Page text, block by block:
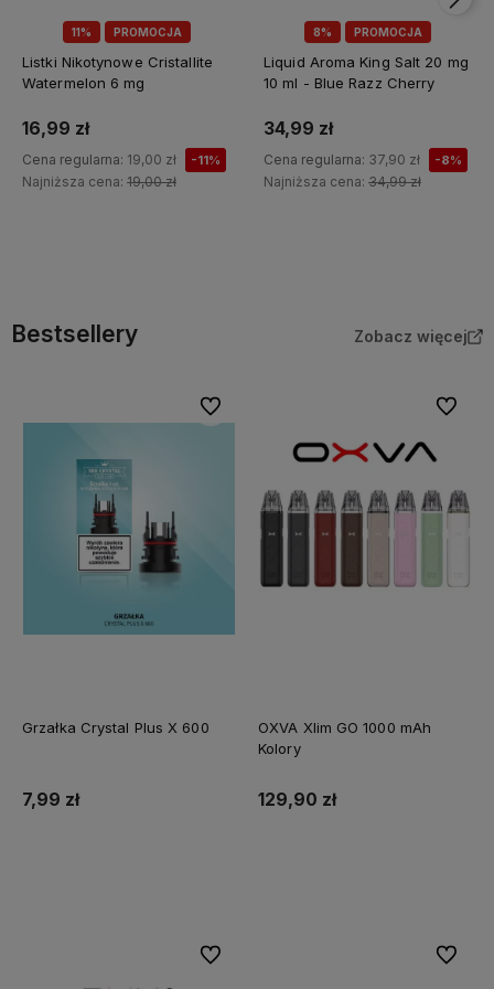
11% PROMOCJA
Listki Nikotynowe Cristallite
Watermelon 6 mg
16,99 zł
Cena regularna: 19,00 zł -11%
Najniższa cena: 19,00 zł
8% PROMOCJA
Liquid Aroma King Salt 20 mg
10 ml - Blue Razz Cherry
34,99 zł
Cena regularna: 37,90 zł -8%
Najniższa cena: 34,99 zł
Bestsellery Zobacz więcej
Grzałka Crystal Plus X 600
7,99 zł
Do ulubionych
OXVA Xlim GO 1000 mAh
Kolory
129,90 zł
Do
Do ulubionych Do